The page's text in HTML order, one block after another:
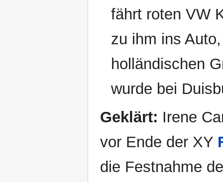
fährt roten VW
zu ihm ins
holländischen
wurde bei
Geklärt: Irene
vor Ende der XY
die Festnahme